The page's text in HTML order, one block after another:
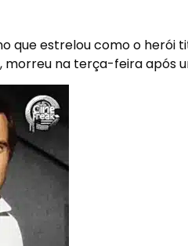
que estrelou como o herói
morreu na terça-feira